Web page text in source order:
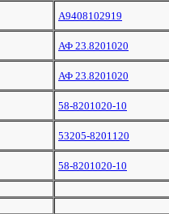
А9408102919
АФ 23.8201020
АФ 23.8201020
58-8201020-10
53205-8201120
58-8201020-10